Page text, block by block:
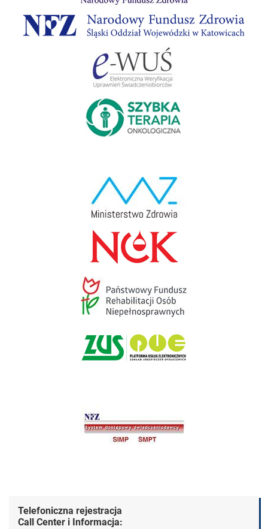
Dane kontaktowe
Telefoniczna rejestracja
Call Center i Informacja: